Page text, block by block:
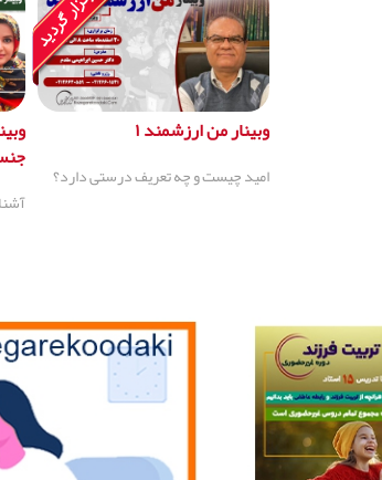
وبینار من ارزشمند ۱
امید چیست و چه تعریف درستی دارد؟